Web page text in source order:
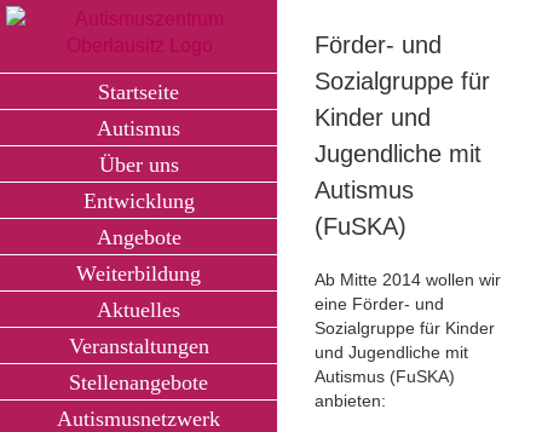
Zum
Startseite
Autismus
Über uns
Entwicklung
Angebote
Weiterbildung
Aktuelles
Veranstaltungen
Stellenangebote
Autismusnetzwerk
Förder- und
Sozialgruppe für
Kinder und
Jugendliche mit
Autismus
(FuSKA)
Ab Mitte 2014 wollen wir
eine Förder- und
Sozialgruppe für Kinder
und Jugendliche mit
Autismus (FuSKA)
anbieten: